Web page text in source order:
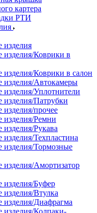
картера
РТИ
изделия
изделия/Коврики в
изделия/Коврики в салон
изделия/Автокамеры
изделия/Уплотнители
изделия/Патрубки
изделия/прочее
изделия/Ремни
изделия/Рукава
изделия/Техпластина
изделия/Тормозные
изделия/Амортизатор
изделия/Буфер
изделия/Втулка
изделия/Диафрагма
изделия/Колпаки-